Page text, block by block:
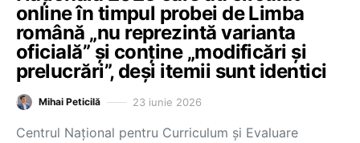
online în timpul probei de Limba
română „nu reprezintă varianta
oficială” și conține „modificări și
prelucrări”, deși itemii sunt identici
Mihai Peticilă 23 iunie 2026
Centrul Național pentru Curriculum și Evaluare